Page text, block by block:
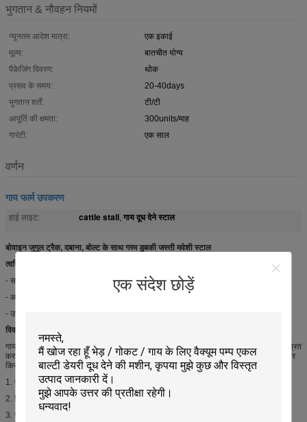
एक संदेश छोड़ें
भुगतान & नौवहन नियमों
न्यूनतम आदेश मात्रा:
एक इकाई
मूल्य:
बातचीत योग्य
पैकेजिंग विवरण:
थोक
प्रसव के समय:
20-40days
भुगतान शर्तें:
टी/टी
आपूर्ति की क्षमता:
300units/माह
गारंटी:
एक साल
वर्णन
गाय फार्म उपकरण
हाई लाइट: cattle stall, गाय दूध देने स्टाल
बोवाइन जुगुल ट्रैक, दबाना, बोल्ट के साथ गरम डुबकी जस्ती मवेशी स्टाल
त्वरित विस्तार:
- सामग्री: गर्म डूबा जस्ती स्टील पाइप
- आदर्श: डबल पंक्ति प्रकार पशु मुफ्त स्टाल
- उपयुक्त गाय: गायों की उम्र और आकार पर निर्भर करता है
विवरण:
गाय फ्री स्टाल में गायों के लिए आराम स्थान प्रदान करने और प्रत्येक गाय की बाकी स्थिति को नियंत्रित
करने का कार्य है। नि: शुल्क स्टॉल घटक स्टाल, गोजाले क्यूबायर ट्रैक, दबाना, बोल्ट हैं। यह गायों और
किसानों को अलग-अलग लाभ दे सकता है: नीचे की तरह:
1. गाय को कम बीमारी, स्तन की सूजन, निपल की क्षति;
2. विरोधी जंग, एसिड सबूत और टिकाऊ सुविधा के साथ जस्ती पाइप सामग्री;
3. सबसे अच्छी जीवन स्थितियां बनाकर विभिन्न लंबाई और चौड़ाई;